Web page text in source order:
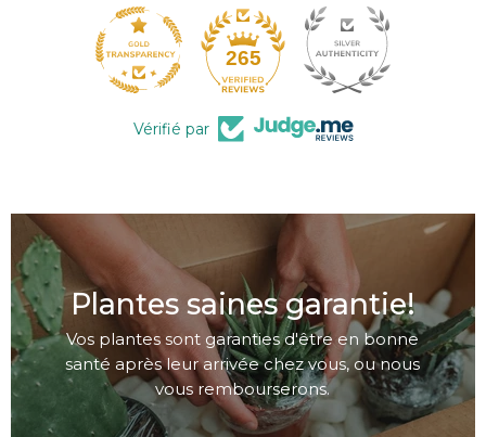
265
Vérifié par
Plantes saines garantie!
Vos plantes sont garanties d'être en bonne
santé après leur arrivée chez vous, ou nous
vous rembourserons.